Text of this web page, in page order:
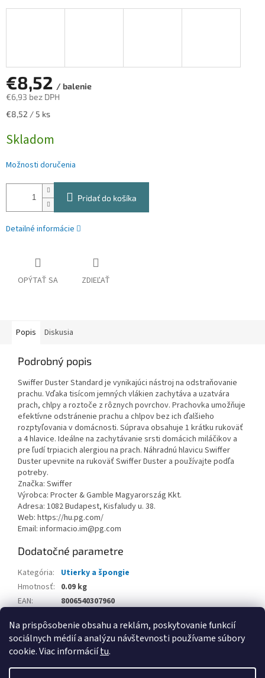
Na prispôsobenie obsahu a reklám, poskytovanie funkcií
sociálnych médií a analýzu návštevnosti používame súbory
cookie. Viac informáciítu.
€8,52 / balenie
€6,93 bez DPH
Jednotková
€8,52 / 5 ks
Skladom
Možnosti doručenia
Pridať do košíka
Detailné informácie
OPÝTAŤ SA ZDIEĽAŤ
Popis Diskusia
Podrobný popis
Swiffer Duster Standard je vynikajúci nástroj na odstraňovanie
prachu. Vďaka tisícom jemných vlákien zachytáva a uzatvára
prach, chlpy a roztoče z rôznych povrchov. Prachovka umožňuje
efektívne odstránenie prachu a chlpov bez ich ďalšieho
rozptyľovania v domácnosti. Súprava obsahuje 1 krátku rukoväť
a 4 hlavice. Ideálne na zachytávanie srsti domácich miláčikov a
pre ľudí trpiacich alergiou na prach. Náhradnú hlavicu Swiffer
Duster upevnite na rukoväť Swiffer Duster a používajte podľa
potreby.
Značka: Swiffer
Výrobca: Procter & Gamble Magyarország Kkt.
Adresa: 1082 Budapest, Kisfaludy u. 38.
Web: https://hu.pg.com/
Email: informacio.im@pg.com
Dodatočné parametre
Kategória:
Utierky a špongie
Hmotnosť: 0.09 kg
EAN:
8006540307960